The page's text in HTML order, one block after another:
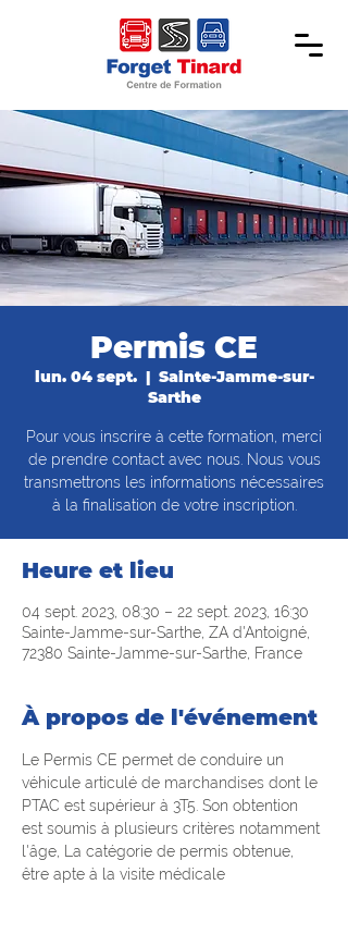
Permis CE
lun. 04 sept.
  |
Sainte-Jamme-sur-
Sarthe
Pour vous inscrire à cette formation, merci
de prendre contact avec nous. Nous vous
transmettrons les informations nécessaires
à la finalisation de votre inscription.
Heure et lieu
04 sept. 2023, 08:30 – 22 sept. 2023, 16:30
Sainte-Jamme-sur-Sarthe, ZA d'Antoigné,
72380 Sainte-Jamme-sur-Sarthe, France
À propos de l'événement
Le Permis CE permet de conduire un
véhicule articulé de marchandises dont le
PTAC est supérieur à 3T5. Son obtention
est soumis à plusieurs critères notamment
l'âge, La catégorie de permis obtenue,
être apte à la visite médicale